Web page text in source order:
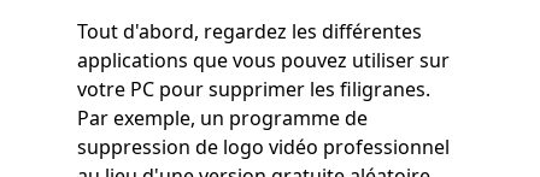
Tout d'abord, regardez les différentes
applications que vous pouvez utiliser sur
votre PC pour supprimer les filigranes.
Par exemple, un programme de
suppression de logo vidéo professionnel